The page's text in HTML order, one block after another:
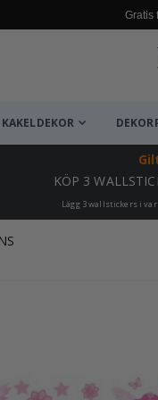
Gratis
KAKELDEKOR
KÖP 3
Lägg 3 wallstickers i